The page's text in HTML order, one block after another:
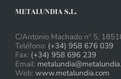
METALUNDIA S.L.
C/Antonio Machado nº 5,
Teléfono: (+34) 958 676 039
Fax: (+34) 958 696 239
Email:
Web: www.metalundia.com